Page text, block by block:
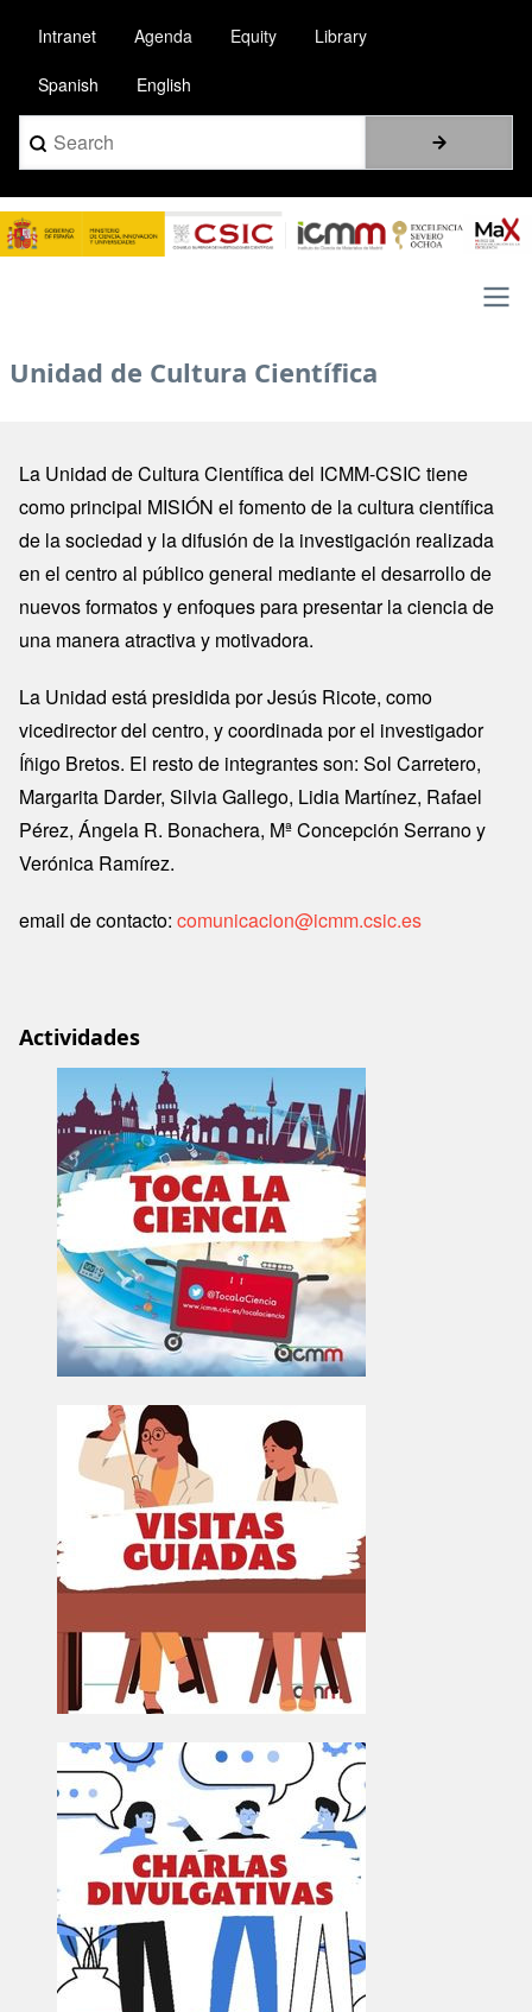
contenido
principal
Intranet Agenda Equity Library
Spanish English
Search
Image
Main
Unidad de Cultura Científica
La Unidad de Cultura Científica del ICMM-CSIC tiene
como principal MISIÓN el fomento de la cultura científica
de la sociedad y la difusión de la investigación realizada
en el centro al público general mediante el desarrollo de
nuevos formatos y enfoques para presentar la ciencia de
una manera atractiva y motivadora.
La Unidad está presidida por Jesús Ricote, como
vicedirector del centro, y coordinada por el investigador
Íñigo Bretos. El resto de integrantes son: Sol Carretero,
Margarita Darder, Silvia Gallego, Lidia Martínez, Rafael
Pérez, Ángela R. Bonachera, Mª Concepción Serrano y
Verónica Ramírez.
email de contacto: comunicacion@icmm.csic.es
Actividades
Image
Image
Image